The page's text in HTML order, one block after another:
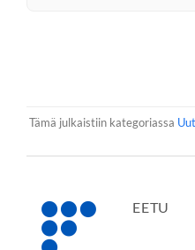
Tämä julkaistiin kategoriassa
EETU